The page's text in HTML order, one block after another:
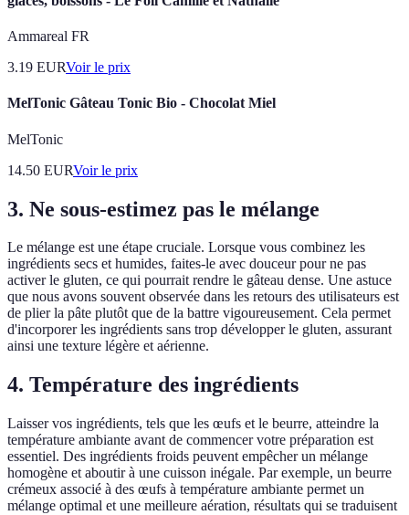
Ammareal FR
3.19 EURVoir le prix
MelTonic Gâteau Tonic Bio - Chocolat Miel
MelTonic
14.50 EURVoir le prix
3. Ne sous-estimez pas le mélange
Le mélange est une étape cruciale. Lorsque vous combinez les
ingrédients secs et humides, faites-le avec douceur pour ne pas
activer le gluten, ce qui pourrait rendre le gâteau dense. Une astuce
que nous avons souvent observée dans les retours des utilisateurs est
de plier la pâte plutôt que de la battre vigoureusement. Cela permet
d'incorporer les ingrédients sans trop développer le gluten, assurant
ainsi une texture légère et aérienne.
4. Température des ingrédients
Laisser vos ingrédients, tels que les œufs et le beurre, atteindre la
température ambiante avant de commencer votre préparation est
essentiel. Des ingrédients froids peuvent empêcher un mélange
homogène et aboutir à une cuisson inégale. Par exemple, un beurre
crémeux associé à des œufs à température ambiante permet un
mélange optimal et une meilleure aération, résultats qui se traduisent